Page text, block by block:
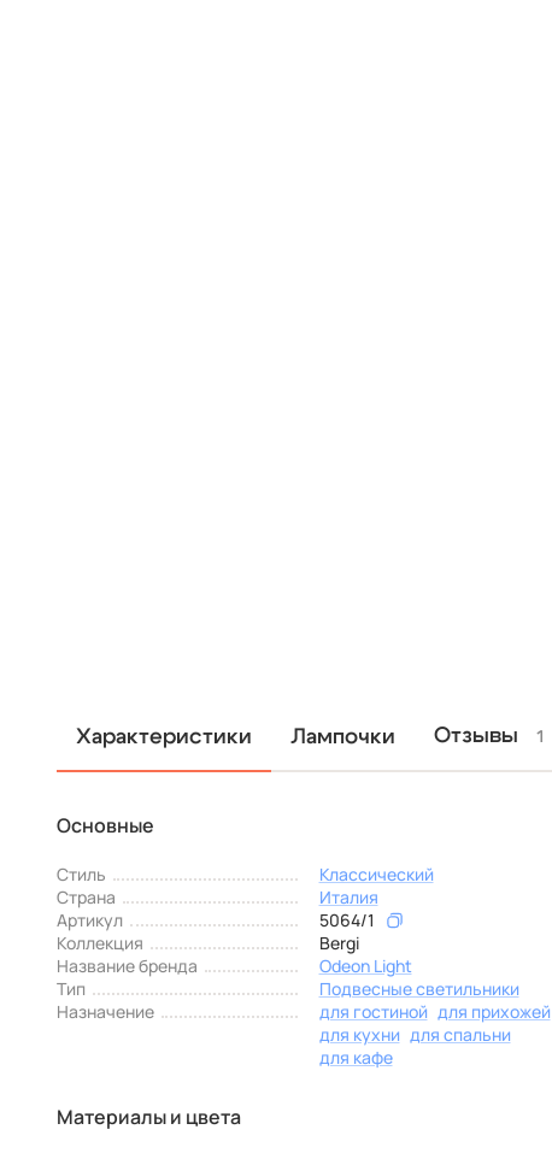
Характеристики Лампочки Отзывы 1
Основные
Стиль
Классический
Страна
Италия
Артикул
5064/1
Коллекция
Bergi
Название бренда
Odeon Light
Тип
Подвесные светильники
Назначение
для гостиной для прихожей
для кухни для спальни
для кафе
Материалы и цвета